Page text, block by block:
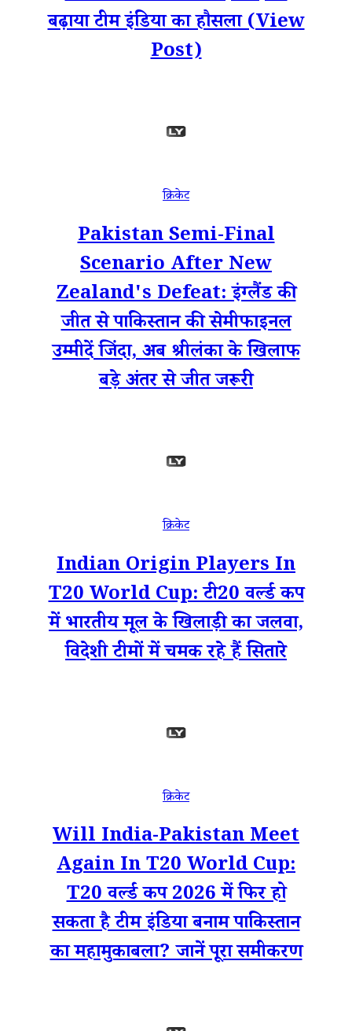
बढ़ाया टीम इंडिया का हौसला (View
Post)
क्रिकेट
Pakistan Semi-Final
Scenario After New
Zealand's Defeat: इंग्लैंड की
जीत से पाकिस्तान की सेमीफाइनल
उम्मीदें जिंदा, अब श्रीलंका के खिलाफ
बड़े अंतर से जीत जरूरी
क्रिकेट
Indian Origin Players In
T20 World Cup: टी20 वर्ल्ड कप
में भारतीय मूल के खिलाड़ी का जलवा,
विदेशी टीमों में चमक रहे हैं सितारे
क्रिकेट
Will India-Pakistan Meet
Again In T20 World Cup:
T20 वर्ल्ड कप 2026 में फिर हो
सकता है टीम इंडिया बनाम पाकिस्तान
का महामुकाबला? जानें पूरा समीकरण